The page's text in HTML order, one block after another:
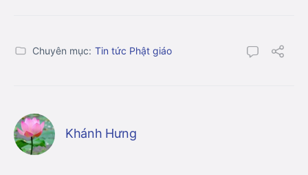
Chuyên mục: Tin tức Phật giáo
Khánh Hưng